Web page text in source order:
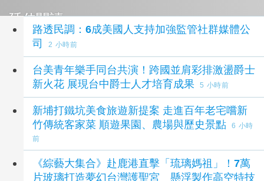
延伸閱讀
路透民調：6成美國人支持加強監管社群媒體公
司
2 小時前
台美青年樂手同台共演！跨國並肩彩排激盪爵士
新火花 展現台中爵士人才培育成果
5 小時前
新埔打鐵坑美食旅遊新提案 走進百年老宅嚐新
竹傳統客家菜 順遊果園、農場與歷史景點
6 小時
前
《綜藝大集合》赴鹿港直擊「琉璃媽祖」！7萬
片玻璃打造夢幻台灣護聖宮 懸浮製作高空特技